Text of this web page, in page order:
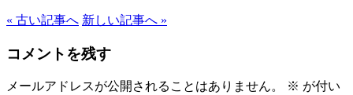
« 古い記事へ 新しい記事へ »
コメントを残す
メールアドレスが公開されることはありません。 ※ が付い